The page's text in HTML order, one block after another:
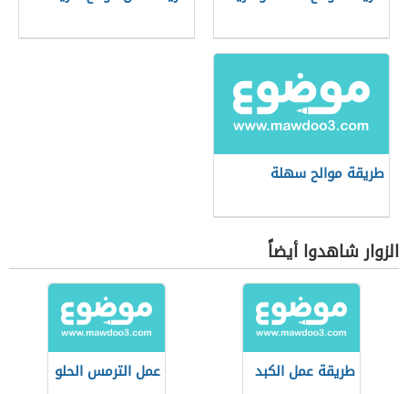
طريقة موالح سهلة
الزوار شاهدوا أيضاً
طريقة عمل الكبد
عمل الترمس الحلو